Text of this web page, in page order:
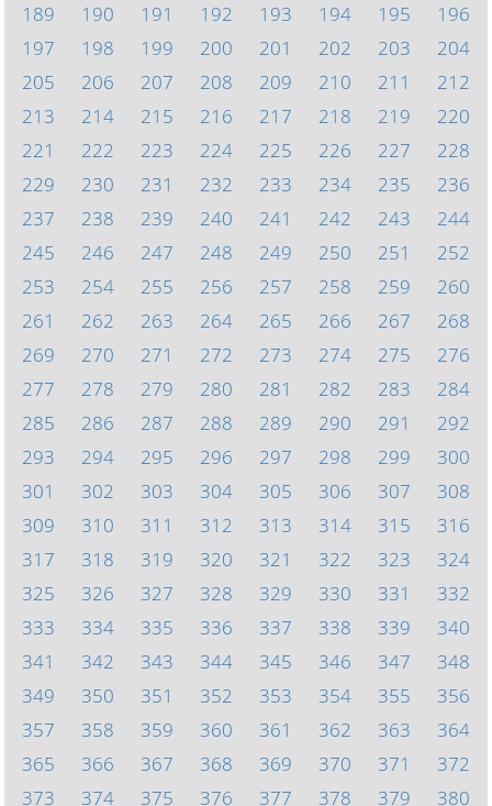
189
190 191 192 193 194 195
196
197
198 199 200 201 202 203
204
205
206 207 208 209 210 211
212
213
214 215 216 217 218 219
220
221
222 223 224 225 226 227
228
229
230 231 232 233 234 235
236
237
238 239 240 241 242 243
244
245
246 247 248 249 250 251
252
253
254 255 256 257 258 259
260
261
262 263 264 265 266 267
268
269
270 271 272 273 274 275
276
277
278 279 280 281 282 283
284
285
286 287 288 289 290 291
292
293
294 295 296 297 298 299
300
301
302 303 304 305 306 307
308
309
310 311 312 313 314 315
316
317
318 319 320 321 322 323
324
325
326 327 328 329 330 331
332
333
334 335 336 337 338 339
340
341
342 343 344 345 346 347
348
349
350 351 352 353 354 355
356
357
358 359 360 361 362 363
364
365
366 367 368 369 370 371
372
373
374 375 376 377 378 379 380